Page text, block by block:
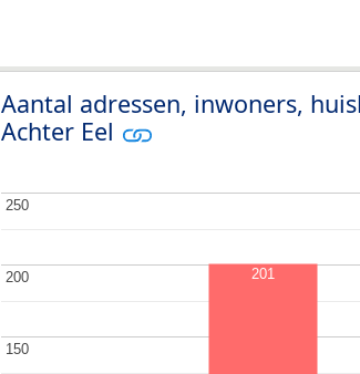
Aantal adressen, inwoners,
Achter Eel
150
150
200
200
250
250
201